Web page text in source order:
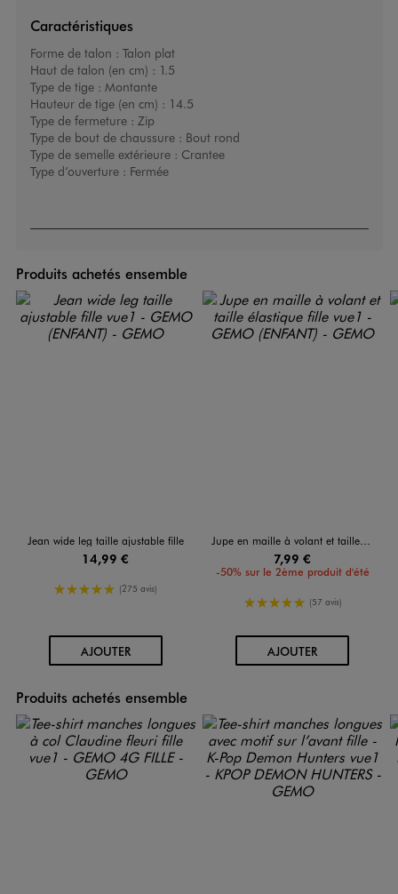
Caractéristiques
Forme de talon : Talon plat
Haut de talon (en cm) : 1.5
Type de tige : Montante
Hauteur de tige (en cm) : 14.5
Type de fermeture : Zip
Type de bout de chaussure : Bout rond
Type de semelle extérieure : Crantee
Type d’ouverture : Fermée
Produits achetés ensemble
Jean wide leg taille ajustable fille
14,99 €
5/5 de moyenne
(275 avis)
AJOUTERAU PANIER
Jupe en maille à volant et taille élastique fille
7,99 €
-50% sur le 2ème produit d'été
5/5 de moyenne
(57 avis)
AJOUTERAU PANIER
Produits achetés ensemble